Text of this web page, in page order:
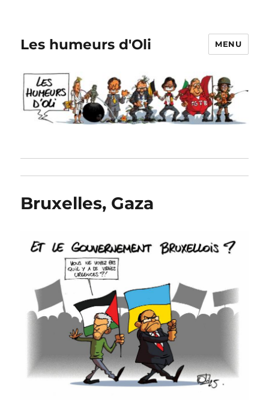
Les humeurs d'Oli MENU
Bruxelles, Gaza